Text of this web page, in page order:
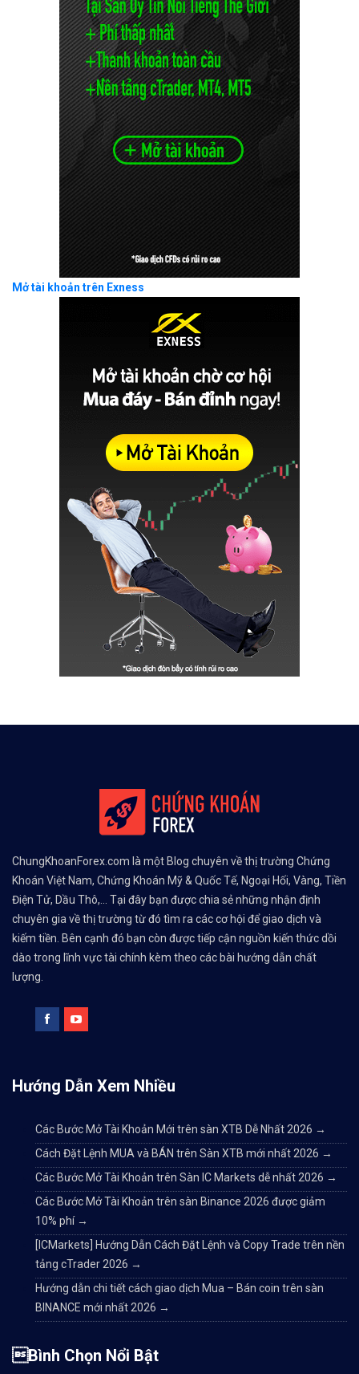
Mở tài khoản trên Exness
ChungKhoanForex.com là một Blog chuyên về thị trường Chứng
Khoán Việt Nam, Chứng Khoán Mỹ & Quốc Tế, Ngoại Hối, Vàng, Tiền
Điện Tử, Dầu Thô,... Tại đây bạn được chia sẻ những nhận định
chuyên gia về thị trường từ đó tìm ra các cơ hội để giao dịch và
kiếm tiền. Bên cạnh đó bạn còn được tiếp cận nguồn kiến thức dồi
dào trong lĩnh vực tài chính kèm theo các bài hướng dẫn chất
lượng.
Hướng Dẫn Xem Nhiều
Các Bước Mở Tài Khoản Mới trên sàn XTB Dễ Nhất 2026 →
Cách Đặt Lệnh MUA và BÁN trên Sàn XTB mới nhất 2026 →
Các Bước Mở Tài Khoản trên Sàn IC Markets dễ nhất 2026 →
Các Bước Mở Tài Khoản trên sàn Binance 2026 được giảm
10% phí →
[ICMarkets] Hướng Dẫn Cách Đặt Lệnh và Copy Trade trên nền
tảng cTrader 2026 →
Hướng dẫn chi tiết cách giao dịch Mua – Bán coin trên sàn
BINANCE mới nhất 2026 →
Bình Chọn Nổi Bật